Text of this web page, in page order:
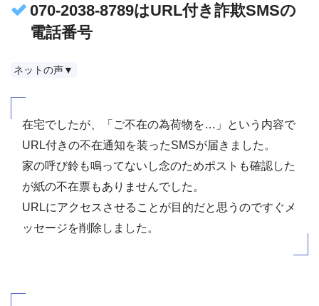
070-2038-8789はURL付き詐欺SMSの
電話番号
ネットの声▼
在宅でしたが、「ご不在の為荷物を…」という内容で
URL付きの不在通知を装ったSMSが届きました。
家の呼び鈴も鳴ってないし念のためポストも確認した
が紙の不在票もありませんでした。
URLにアクセスさせることが目的だと思うのですぐメ
ッセージを削除しました。